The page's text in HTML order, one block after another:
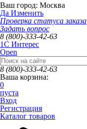
Ваш город: Москва
Да Изменить
Проверка статуса заказа
Задать вопрос
8 (800)-333-42-63
1C Интерес
Open
8 (800)-333-42-63
Ваша корзина:
0
пуста
Вход
Регистрация
Каталог товаров